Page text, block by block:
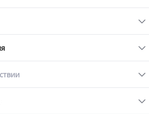
икра для гурманов
культуры. Легендарный деликатес
и рангами качества продукта. Самой
ценителей принято считать
икру, получаемую от рыбы только